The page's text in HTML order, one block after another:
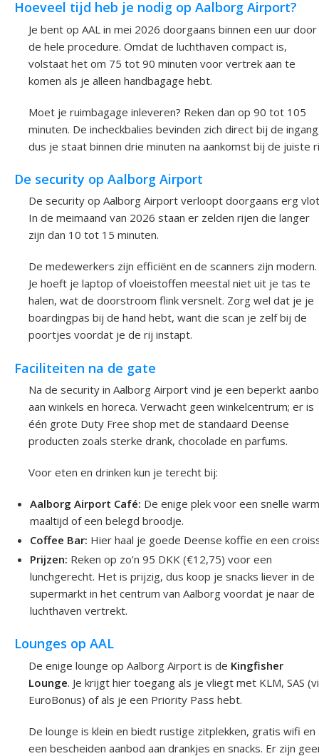
Hoeveel tijd heb je nodig op Aalborg Airport?
Je bent op AAL in mei 2026 doorgaans binnen een uur door
de hele procedure. Omdat de luchthaven compact is,
volstaat het om 75 tot 90 minuten voor vertrek aan te
komen als je alleen handbagage hebt.
Moet je ruimbagage inleveren? Reken dan op 90 tot 105
minuten. De incheckbalies bevinden zich direct bij de
dus je staat binnen drie minuten na aankomst bij de juiste
De security op Aalborg Airport
De security op Aalborg Airport verloopt doorgaans erg
In de meimaand van 2026 staan er zelden rijen die langer
zijn dan 10 tot 15 minuten.
De medewerkers zijn efficiënt en de scanners zijn modern.
Je hoeft je laptop of vloeistoffen meestal niet uit je tas te
halen, wat de doorstroom flink versnelt. Zorg wel dat je je
boardingpas bij de hand hebt, want die scan je zelf bij de
poortjes voordat je de rij instapt.
Faciliteiten na de gate
Na de security in Aalborg Airport vind je een beperkt
aan winkels en horeca. Verwacht geen winkelcentrum; er is
één grote Duty Free shop met de standaard Deense
producten zoals sterke drank, chocolade en parfums.
Voor eten en drinken kun je terecht bij:
Aalborg Airport Café: De enige plek voor een snelle
maaltijd of een belegd broodje.
Coffee Bar: Hier haal je goede Deense koffie en een
Prijzen: Reken op zo’n 95 DKK (€12,75) voor een
lunchgerecht. Het is prijzig, dus koop je snacks liever in de
supermarkt in het centrum van Aalborg voordat je naar de
luchthaven vertrekt.
Lounges op AAL
De enige lounge op Aalborg Airport is de Kingfisher
Lounge. Je krijgt hier toegang als je vliegt met KLM, SAS
EuroBonus) of als je een Priority Pass hebt.
De lounge is klein en biedt rustige zitplekken, gratis wifi en
een bescheiden aanbod aan drankjes en snacks. Er zijn